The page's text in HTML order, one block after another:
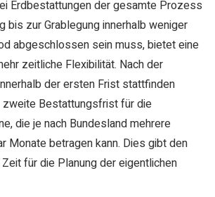
Erdbestattungen der gesamte Prozess
bis zur Grablegung innerhalb weniger
abgeschlossen sein muss, bietet eine
zeitliche Flexibilität. Nach der
der ersten Frist stattfinden
Bestattungsfrist für die
die je nach Bundesland mehrere
Monate betragen kann. Dies gibt den
für die Planung der eigentlichen